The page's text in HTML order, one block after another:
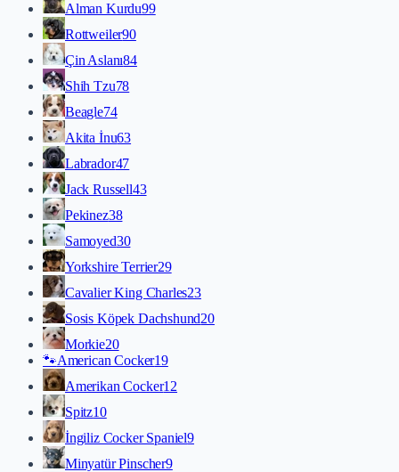
Alman Kurdu99
Rottweiler90
Çin Aslanı84
Shih Tzu78
Beagle74
Akita İnu63
Labrador47
Jack Russell43
Pekinez38
Samoyed30
Yorkshire Terrier29
Cavalier King Charles23
Sosis Köpek Dachshund20
Morkie20
🐾American Cocker19
Amerikan Cocker12
Spitz10
İngiliz Cocker Spaniel9
Minyatür Pinscher9